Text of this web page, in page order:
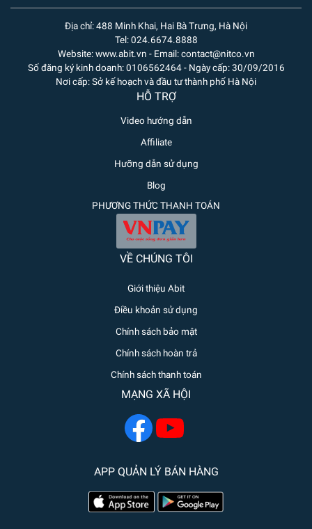
Địa chỉ: 488 Minh Khai, Hai Bà Trưng, Hà Nội
Tel: 024.6674.8888
Website: www.abit.vn - Email: contact@nitco.vn
Số đăng ký kinh doanh: 0106562464 - Ngày cấp: 30/09/2016
Nơi cấp: Sở kế hoạch và đầu tư thành phố Hà Nội
HỖ TRỢ
Video hướng dẫn
Affiliate
Hưỡng dẫn sử dụng
Blog
PHƯƠNG THỨC THANH TOÁN
VỀ CHÚNG TÔI
Giới thiệu Abit
Điều khoản sử dụng
Chính sách bảo mật
Chính sách hoàn trả
Chính sách thanh toán
MẠNG XÃ HỘI
APP QUẢN LÝ BÁN HÀNG